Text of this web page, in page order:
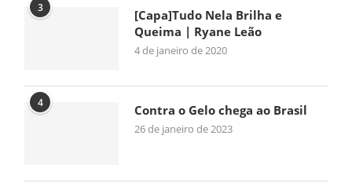
3
[Capa]Tudo Nela Brilha e
Queima | Ryane Leão
4 de janeiro de 2020
4 Contra o Gelo chega ao Brasil
26 de janeiro de 2023